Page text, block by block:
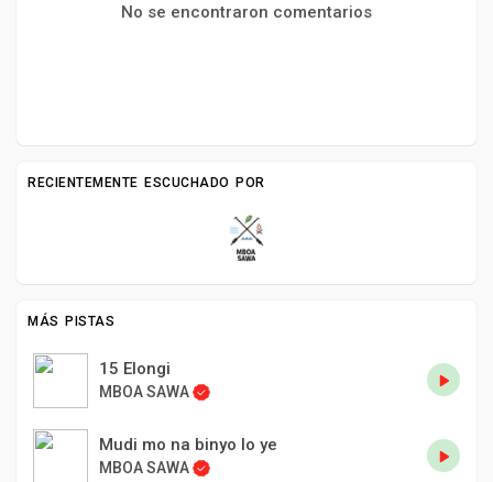
No se encontraron comentarios
RECIENTEMENTE ESCUCHADO POR
MÁS PISTAS
15 Elongi
MBOA SAWA
Mudi mo na binyo lo ye
MBOA SAWA